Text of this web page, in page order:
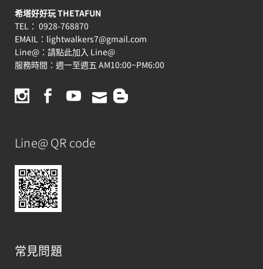
希塔好好玩 THETAFUN
TEL： 0928-768870
EMAIL： lightwalkers7@gmail.com
Line@： 請點此加入 Line@
服務時間：週一至週五 AM10:00~PM6:00
Line@ QR code
常見問題